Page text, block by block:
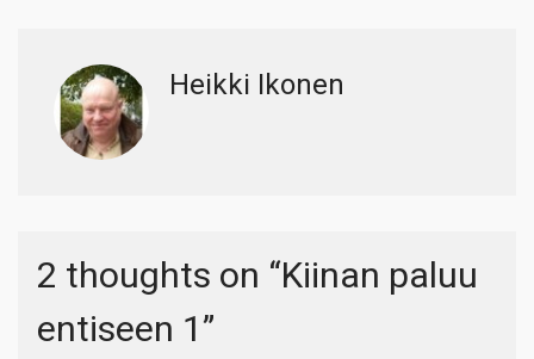
Heikki Ikonen
2 thoughts on “Kiinan paluu
entiseen 1”